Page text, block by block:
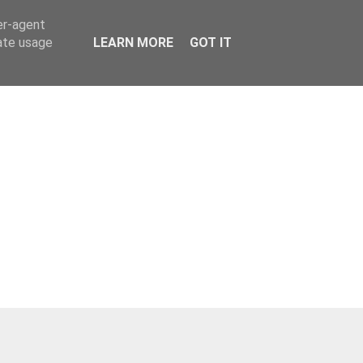
agent
usage
LEARN MORE GOT IT